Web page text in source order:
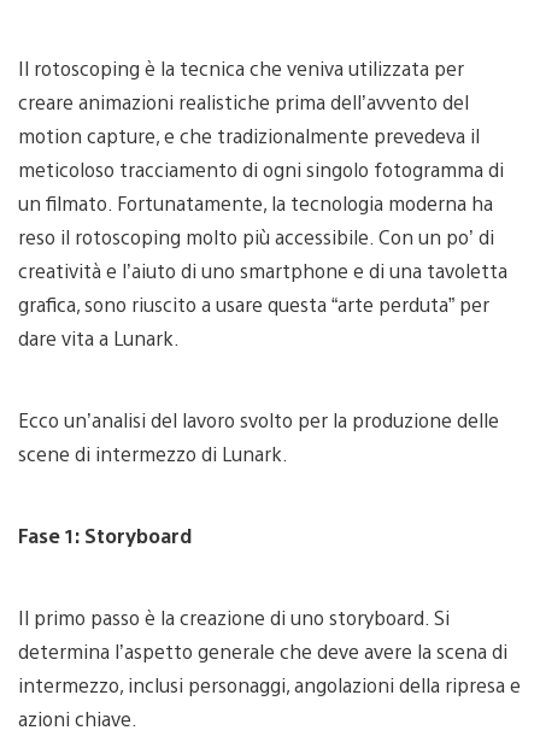
Il rotoscoping è la tecnica che veniva utilizzata per
creare animazioni realistiche prima dell’avvento del
motion capture, e che tradizionalmente prevedeva il
meticoloso tracciamento di ogni singolo fotogramma di
un filmato. Fortunatamente, la tecnologia moderna ha
reso il rotoscoping molto più accessibile. Con un po’ di
creatività e l’aiuto di uno smartphone e di una tavoletta
grafica, sono riuscito a usare questa “arte perduta” per
dare vita a Lunark.
Ecco un’analisi del lavoro svolto per la produzione delle
scene di intermezzo di Lunark.
Fase 1: Storyboard
Il primo passo è la creazione di uno storyboard. Si
determina l’aspetto generale che deve avere la scena di
intermezzo, inclusi personaggi, angolazioni della ripresa e
azioni chiave.